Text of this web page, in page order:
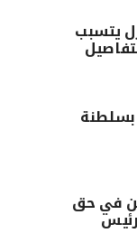
يتسبب
في حق